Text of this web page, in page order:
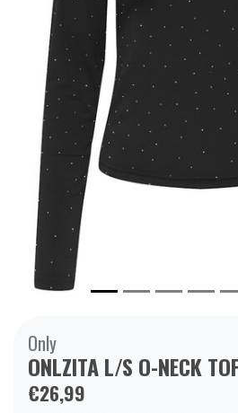
Vorige
Only
ONLZITA L/S O-NECK
€26,99